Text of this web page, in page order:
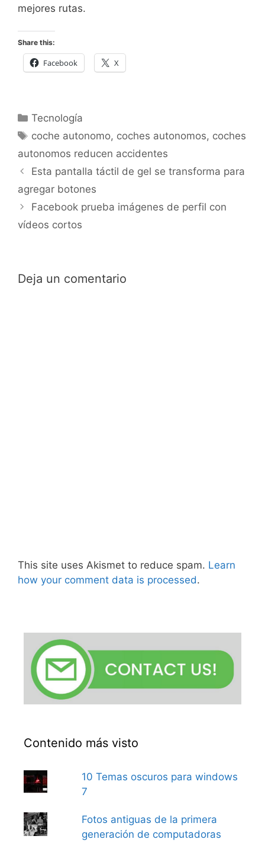
mejores rutas.
Share this:
Facebook X
Categorías
Tecnología
Etiquetas
coche autonomo, coches autonomos, coches
autonomos reducen accidentes
Esta pantalla táctil de gel se transforma para
agregar botones
Facebook prueba imágenes de perfil con
vídeos cortos
Deja un comentario
This site uses Akismet to reduce spam. Learn
how your comment data is processed.
Contenido más visto
10 Temas oscuros para windows
7
Fotos antiguas de la primera
generación de computadoras